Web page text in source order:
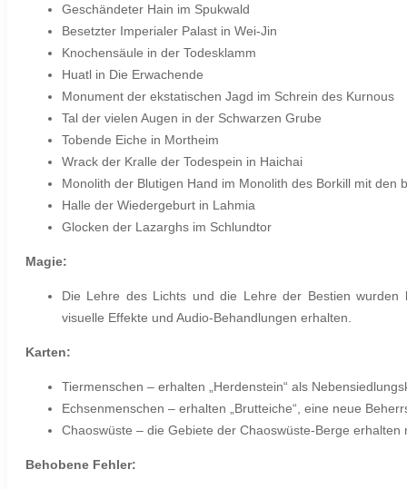
Geschändeter Hain im Spukwald
Besetzter Imperialer Palast in Wei-Jin
Knochensäule in der Todesklamm
Huatl in Die Erwachende
Monument der ekstatischen Jagd im Schrein des Kurnous
Tal der vielen Augen in der Schwarzen Grube
Tobende Eiche in Mortheim
Wrack der Kralle der Todespein in Haichai
Monolith der Blutigen Hand im Monolith des Borkill mit den
Halle der Wiedergeburt in Lahmia
Glocken der Lazarghs im Schlundtor
Magie:
Die Lehre des Lichts und die Lehre der Bestien
visuelle Effekte und Audio-Behandlungen erhalten.
Karten:
Tiermenschen – erhalten „Herdenstein“ als
Echsenmenschen – erhalten „Brutteiche“, eine neue
Chaoswüste – die Gebiete der Chaoswüste-Berge erhalten
Behobene Fehler: